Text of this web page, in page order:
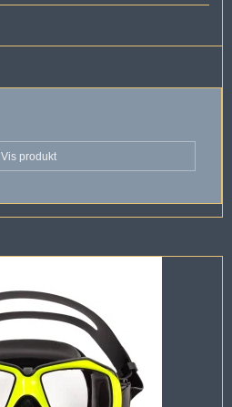
Vis produkt